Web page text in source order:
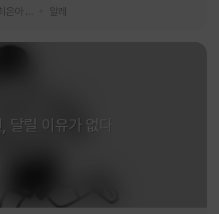
알레
달릴 이유가 없다